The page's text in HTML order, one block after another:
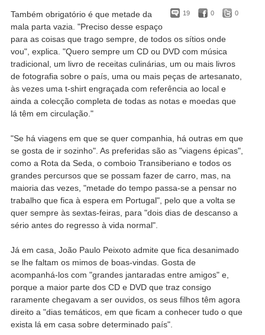
19 0 0
Também obrigatório é que metade da
mala parta vazia. "Preciso desse espaço
para as coisas que trago sempre, de todos os sítios onde
vou", explica. "Quero sempre um CD ou DVD com música
tradicional, um livro de receitas culinárias, um ou mais livros
de fotografia sobre o país, uma ou mais peças de artesanato,
às vezes uma t-shirt engraçada com referência ao local e
ainda a colecção completa de todas as notas e moedas que
lá têm em circulação."
"Se há viagens em que se quer companhia, há outras em que
se gosta de ir sozinho". As preferidas são as "viagens épicas",
como a Rota da Seda, o comboio Transiberiano e todos os
grandes percursos que se possam fazer de carro, mas, na
maioria das vezes, "metade do tempo passa-se a pensar no
trabalho que fica à espera em Portugal", pelo que a volta se
quer sempre às sextas-feiras, para "dois dias de descanso a
sério antes do regresso à vida normal".
Já em casa, João Paulo Peixoto admite que fica desanimado
se lhe faltam os mimos de boas-vindas. Gosta de
acompanhá-los com "grandes jantaradas entre amigos" e,
porque a maior parte dos CD e DVD que traz consigo
raramente chegavam a ser ouvidos, os seus filhos têm agora
direito a "dias temáticos, em que ficam a conhecer tudo o que
exista lá em casa sobre determinado país".